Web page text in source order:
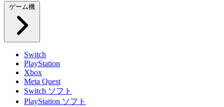
ゲーム機
Switch
PlayStation
Xbox
Meta Quest
Switch ソフト
PlayStation ソフト